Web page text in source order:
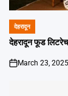
POSTED
IN
देहरादून
देहरादून फूड
on
March 23, 2025